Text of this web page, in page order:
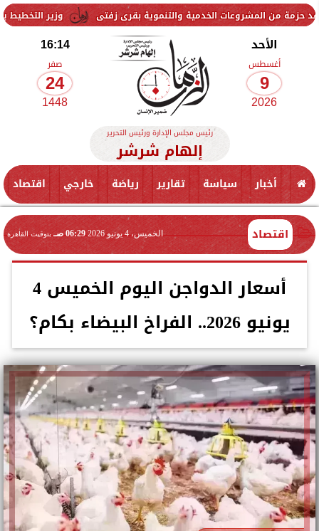
وزير التخطيط يتابع الخدمية والتنموية بقرى زفتى
الأحد
أغسطس
9
2026
16:14
صفر
24
1448
رئيس مجلس الإدارة ورئيس التحرير
إلهام شرشر
أخبار سياسة تقارير رياضة خارجي اقتصاد
اقتصاد الخميس، 4 يونيو 2026 06:29 صـ بتوقيت القاهرة
أسعار الدواجن اليوم الخميس 4
يونيو 2026.. الفراخ البيضاء بكام؟